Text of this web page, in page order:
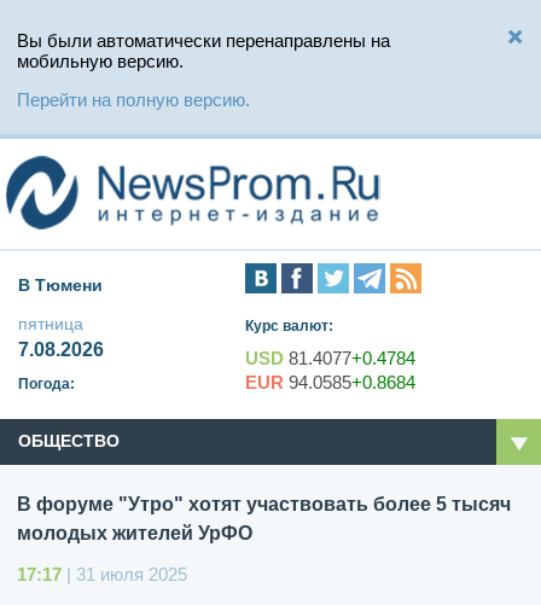
Вы были автоматически перенаправлены на
мобильную версию.
Перейти на полную версию.
В Тюмени
пятница
7.08.2026
Погода:
Курс валют:
USD 81.4077+0.4784
EUR 94.0585+0.8684
ОБЩЕСТВО
В форуме "Утро" хотят участвовать более 5 тысяч
молодых жителей УрФО
17:17 | 31 июля 2025